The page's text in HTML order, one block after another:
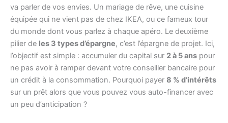
va parler de vos envies. Un mariage de rêve, une cuisine
équipée qui ne vient pas de chez IKEA, ou ce fameux tour
du monde dont vous parlez à chaque apéro. Le deuxième
pilier de les 3 types d’épargne, c’est l’épargne de projet. Ici,
l’objectif est simple : accumuler du capital sur 2 à 5 ans pour
ne pas avoir à ramper devant votre conseiller bancaire pour
un crédit à la consommation. Pourquoi payer 8 % d’intérêts
sur un prêt alors que vous pouvez vous auto-financer avec
un peu d’anticipation ?